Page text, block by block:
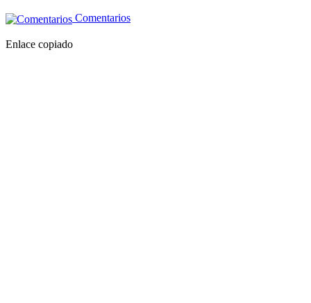
Comentarios
Enlace copiado